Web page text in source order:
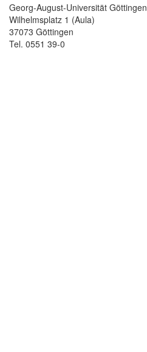
Georg-August-Universität Göttingen
Wilhelmsplatz 1 (Aula)
37073 Göttingen
Tel. 0551 39-0